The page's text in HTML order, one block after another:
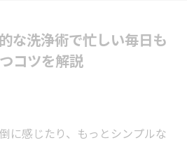
な洗浄術で忙しい毎日も
コツを解説
に感じたり、もっとシンプルな